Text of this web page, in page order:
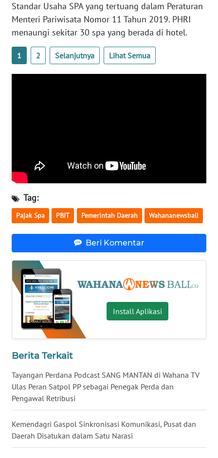
Standar Usaha SPA yang tertuang dalam Peraturan
Menteri Pariwisata Nomor 11 Tahun 2019. PHRI
menaungi sekitar 30 spa yang berada di hotel.
1 2 Selanjutnya Lihat Semua
Tag:
Pajak Spa PBJT Pemerintah Daerah Wahananewsbali
Beri Komentar
Install Aplikasi
Berita Terkait
Tayangan Perdana Podcast SANG MANTAN di Wahana TV
Ulas Peran Satpol PP sebagai Penegak Perda dan
Pengawal Retribusi
Kemendagri Gaspol Sinkronisasi Komunikasi, Pusat dan
Daerah Disatukan dalam Satu Narasi
WN
SULBAR
WN
BABEL
BENGKULU
LAMPUNG
WN
NUSANTARA
WN
JOGJA
BALI